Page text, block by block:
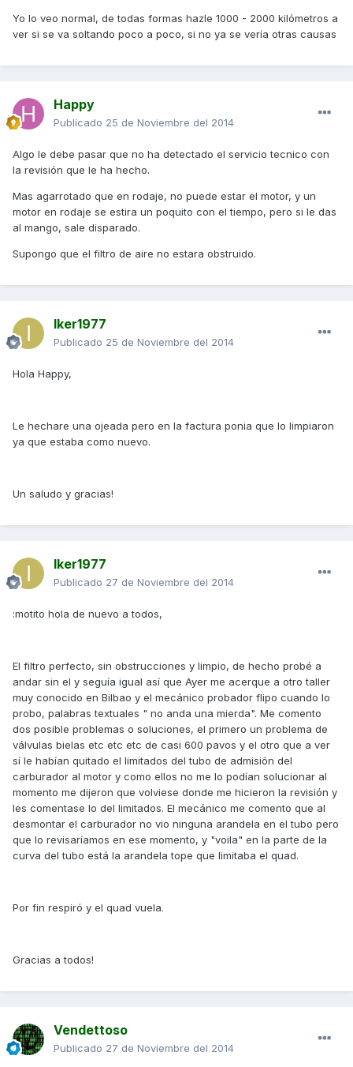
Yo lo veo normal, de todas formas hazle 1000 - 2000 kilómetros a
ver si se va soltando poco a poco, si no ya se vería otras causas
Happy
Publicado 25 de Noviembre del 2014
Algo le debe pasar que no ha detectado el servicio tecnico con
la revisión que le ha hecho.
Mas agarrotado que en rodaje, no puede estar el motor, y un
motor en rodaje se estira un poquito con el tiempo, pero si le das
al mango, sale disparado.
Supongo que el filtro de aire no estara obstruido.
Iker1977
Publicado 25 de Noviembre del 2014
Hola Happy,
Le hechare una ojeada pero en la factura ponia que lo limpiaron
ya que estaba como nuevo.
Un saludo y gracias!
Iker1977
Publicado 27 de Noviembre del 2014
:motito hola de nuevo a todos,
El filtro perfecto, sin obstrucciones y limpio, de hecho probé a
andar sin el y seguía igual así que Ayer me acerque a otro taller
muy conocido en Bilbao y el mecánico probador flipo cuando lo
probo, palabras textuales " no anda una mierda". Me comento
dos posible problemas o soluciones, el primero un problema de
válvulas bielas etc etc etc de casi 600 pavos y el otro que a ver
sí le habían quitado el limitados del tubo de admisión del
carburador al motor y como ellos no me lo podían solucionar al
momento me dijeron que volviese donde me hicieron la revisión y
les comentase lo del limitados. El mecánico me comento que al
desmontar el carburador no vio ninguna arandela en el tubo pero
que lo revisaríamos en ese momento, y "voila" en la parte de la
curva del tubo está la arandela tope que limitaba el quad.
Por fin respiró y el quad vuela.
Gracias a todos!
Vendettoso
Publicado 27 de Noviembre del 2014